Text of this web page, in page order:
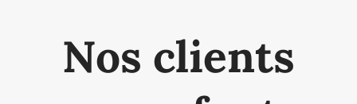
Nos clients